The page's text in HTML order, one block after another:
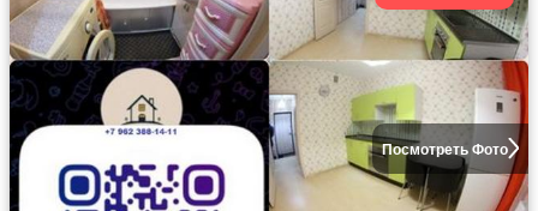
Посмотреть Фото